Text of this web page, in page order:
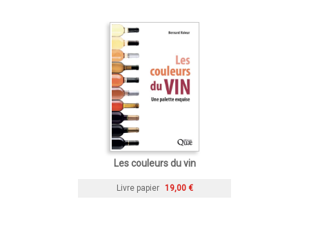
Les couleurs du vin
Livre papier 19,00 €